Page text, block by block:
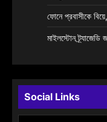
ফোনে প্রবাসীকে
মাইলস্টোন
Social Links